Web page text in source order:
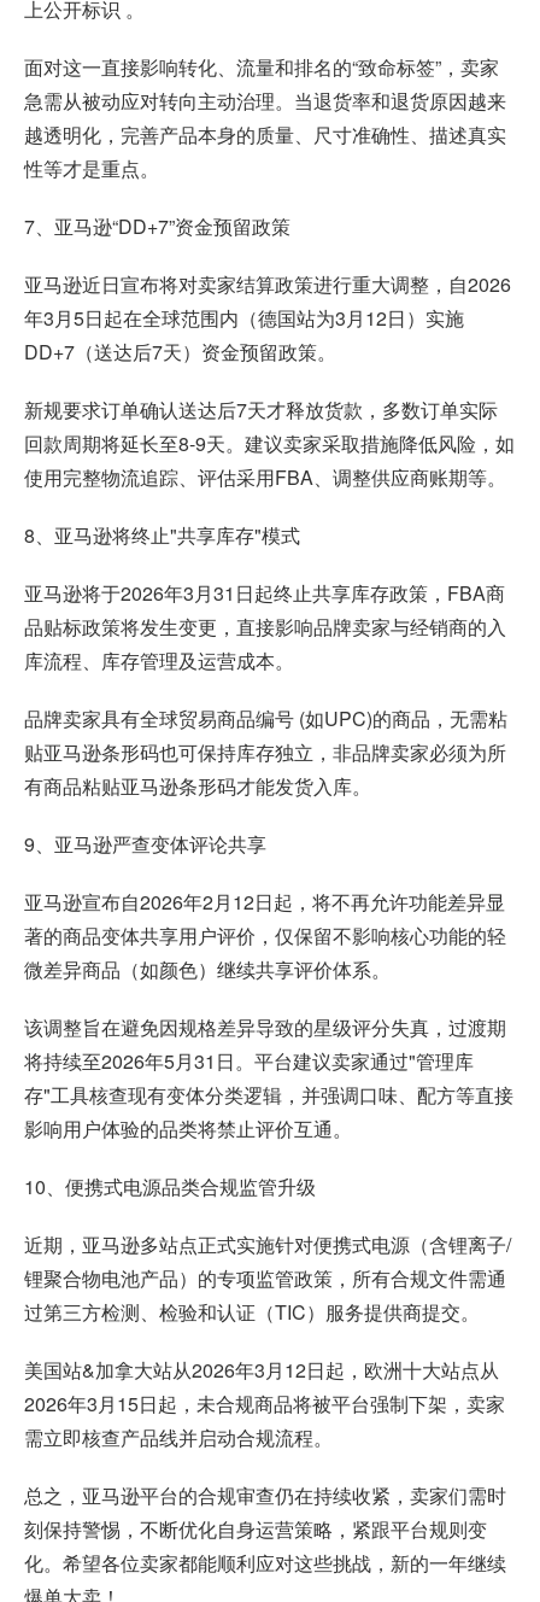
上公开标识 。
面对这一直接影响转化、流量和排名的“致命标签”，卖家
急需从被动应对转向主动治理。当退货率和退货原因越来
越透明化，完善产品本身的质量、尺寸准确性、描述真实
性等才是重点。
7、亚马逊“DD+7”资金预留政策
亚马逊近日宣布将对卖家结算政策进行重大调整，自2026
年3月5日起在全球范围内（德国站为3月12日）实施
DD+7（送达后7天）资金预留政策。
新规要求订单确认送达后7天才释放货款，多数订单实际
回款周期将延长至8-9天。建议卖家采取措施降低风险，如
使用完整物流追踪、评估采用FBA、调整供应商账期等。
8、亚马逊将终止"共享库存"模式
亚马逊将于2026年3月31日起终止共享库存政策，FBA商
品贴标政策将发生变更，直接影响品牌卖家与经销商的入
库流程、库存管理及运营成本。
品牌卖家具有全球贸易商品编号 (如UPC)的商品，无需粘
贴亚马逊条形码也可保持库存独立，非品牌卖家必须为所
有商品粘贴亚马逊条形码才能发货入库。
9、亚马逊严查变体评论共享
亚马逊宣布自2026年2月12日起，将不再允许功能差异显
著的商品变体共享用户评价，仅保留不影响核心功能的轻
微差异商品（如颜色）继续共享评价体系。
该调整旨在避免因规格差异导致的星级评分失真，过渡期
将持续至2026年5月31日。平台建议卖家通过"管理库
存"工具核查现有变体分类逻辑，并强调口味、配方等直接
影响用户体验的品类将禁止评价互通。
10、便携式电源品类合规监管升级
近期，亚马逊多站点正式实施针对便携式电源（含锂离子/
锂聚合物电池产品）的专项监管政策，所有合规文件需通
过第三方检测、检验和认证（TIC）服务提供商提交。
美国站&加拿大站从2026年3月12日起，欧洲十大站点从
2026年3月15日起，未合规商品将被平台强制下架，卖家
需立即核查产品线并启动合规流程。
总之， 亚马逊平台的合规审查仍在持续收紧，卖家们需时
刻保持警惕，不断优化自身运营策略，紧跟平台规则变
化。希望各位卖家都能顺利应对这些挑战，新的一年继续
爆单大卖！